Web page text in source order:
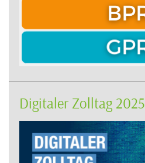
Digitaler Zolltag 2025